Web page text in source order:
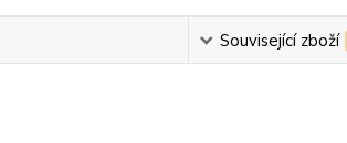
Související zboží